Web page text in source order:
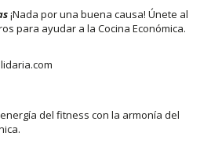
¡Nada por una buena causa! Únete al
para ayudar a la Cocina Económica.
del fitness con la armonía del